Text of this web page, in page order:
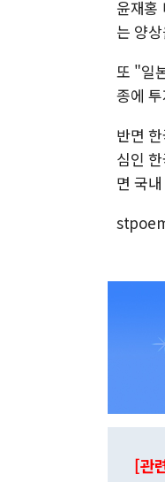
윤재홍
는 양
또 "일
종에
반면
심인
면 국
[관